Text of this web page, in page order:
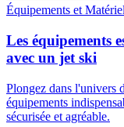
Équipements et
Les équipements
avec un jet ski
Plongez dans l'univers
équipements
sécurisée et agréable.